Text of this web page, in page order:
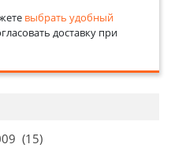
выбрать удобный
доставку при
(15)